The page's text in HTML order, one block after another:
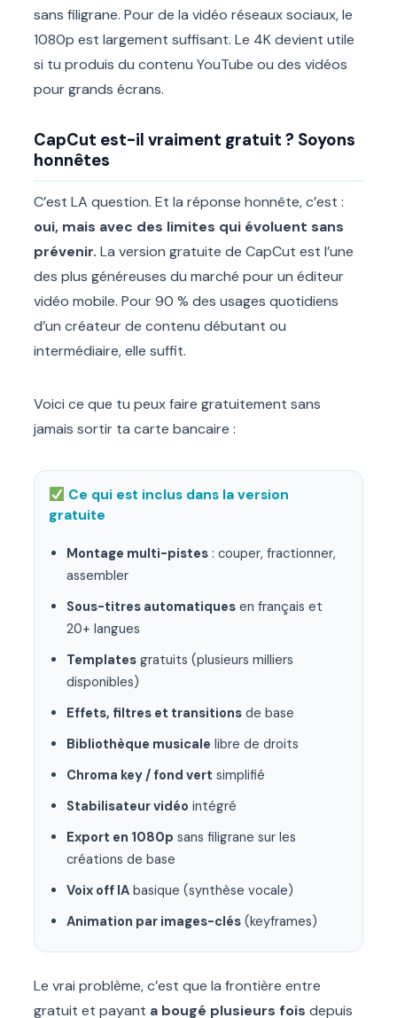
sans filigrane. Pour de la vidéo réseaux sociaux, le
1080p est largement suffisant. Le 4K devient utile
si tu produis du contenu YouTube ou des vidéos
pour grands écrans.
CapCut est-il vraiment gratuit ? Soyons
honnêtes
C’est LA question. Et la réponse honnête, c’est :
oui, mais avec des limites qui évoluent sans
prévenir. La version gratuite de CapCut est l’une
des plus généreuses du marché pour un éditeur
vidéo mobile. Pour 90 % des usages quotidiens
d’un créateur de contenu débutant ou
intermédiaire, elle suffit.
Voici ce que tu peux faire gratuitement sans
jamais sortir ta carte bancaire :
Ce qui est inclus dans la version
gratuite
Montage multi-pistes : couper, fractionner,
assembler
Sous-titres automatiques en français et
20+ langues
Templates gratuits (plusieurs milliers
disponibles)
Effets, filtres et transitions de base
Bibliothèque musicale libre de droits
Chroma key / fond vert simplifié
Stabilisateur vidéo intégré
Export en 1080p sans filigrane sur les
créations de base
Voix off IA basique (synthèse vocale)
Animation par images-clés (keyframes)
Le vrai problème, c’est que la frontière entre
gratuit et payant a bougé plusieurs fois depuis